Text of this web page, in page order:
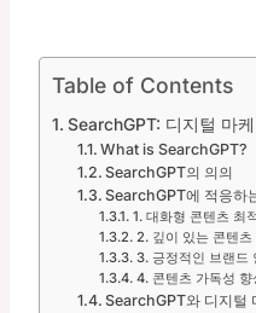
Table of Contents
SearchGPT: 디지털 마
What is SearchGPT?
SearchGPT의 의의
SearchGPT에 적응하
1. 대화형 콘텐츠 최
2. 깊이 있는 콘텐츠
3. 긍정적인 브랜드
4. 콘텐츠 가독성 향
SearchGPT와 디지털